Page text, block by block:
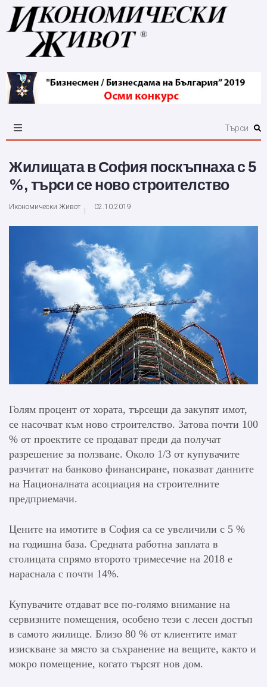
Жилищата в София поскъпнаха с 5
%, търси се ново строителство
Икономически Живот 02.10.2019
Голям процент от хората, търсещи да закупят имот,
се насочват към ново строителство. Затова почти 100
% от проектите се продават преди да получат
разрешение за ползване. Около 1/3 от купувачите
разчитат на банково финансиране, показват данните
на Националната асоциация на строителните
предприемачи.
Цените на имотите в София са се увеличили с 5 %
на годишна база. Средната работна заплата в
столицата спрямо второто тримесечие на 2018 е
нараснала с почти 14%.
Купувачите отдават все по-голямо внимание на
сервизните помещения, особено тези с лесен достъп
в самото жилище. Близо 80 % от клиентите имат
изискване за място за съхранение на вещите, както и
мокро помещение, когато търсят нов дом.